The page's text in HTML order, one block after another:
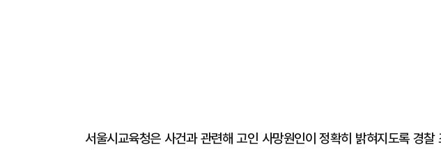
서울시교육청은 사건과 관련해 고인 사망원인이 정확히 밝혀지도록 경찰